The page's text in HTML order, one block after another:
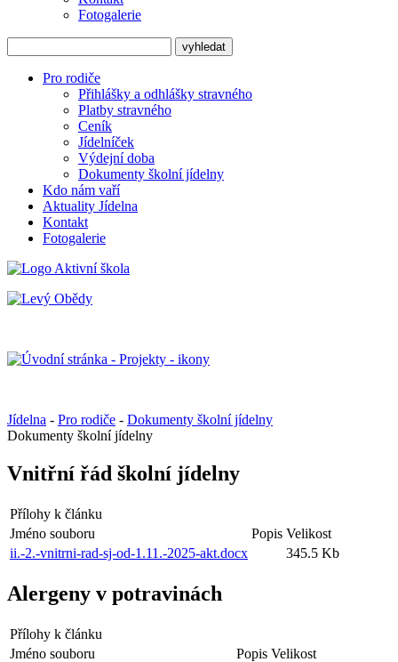
Fotogalerie
Pro rodiče
Přihlášky a odhlášky stravného
Platby stravného
Ceník
Jídelníček
Výdejní doba
Dokumenty školní jídelny
Kdo nám vaří
Aktuality Jídelna
Kontakt
Fotogalerie
Jídelna - Pro rodiče - Dokumenty školní jídelny
Dokumenty školní jídelny
Vnitřní řád školní jídelny
Přílohy k článku
Jméno souboru
Popis Velikost
ii.-2.-vnitrni-rad-sj-od-1.11.-2025-akt.docx
345.5 Kb
Alergeny v potravinách
Přílohy k článku
Jméno souboru
Popis Velikost